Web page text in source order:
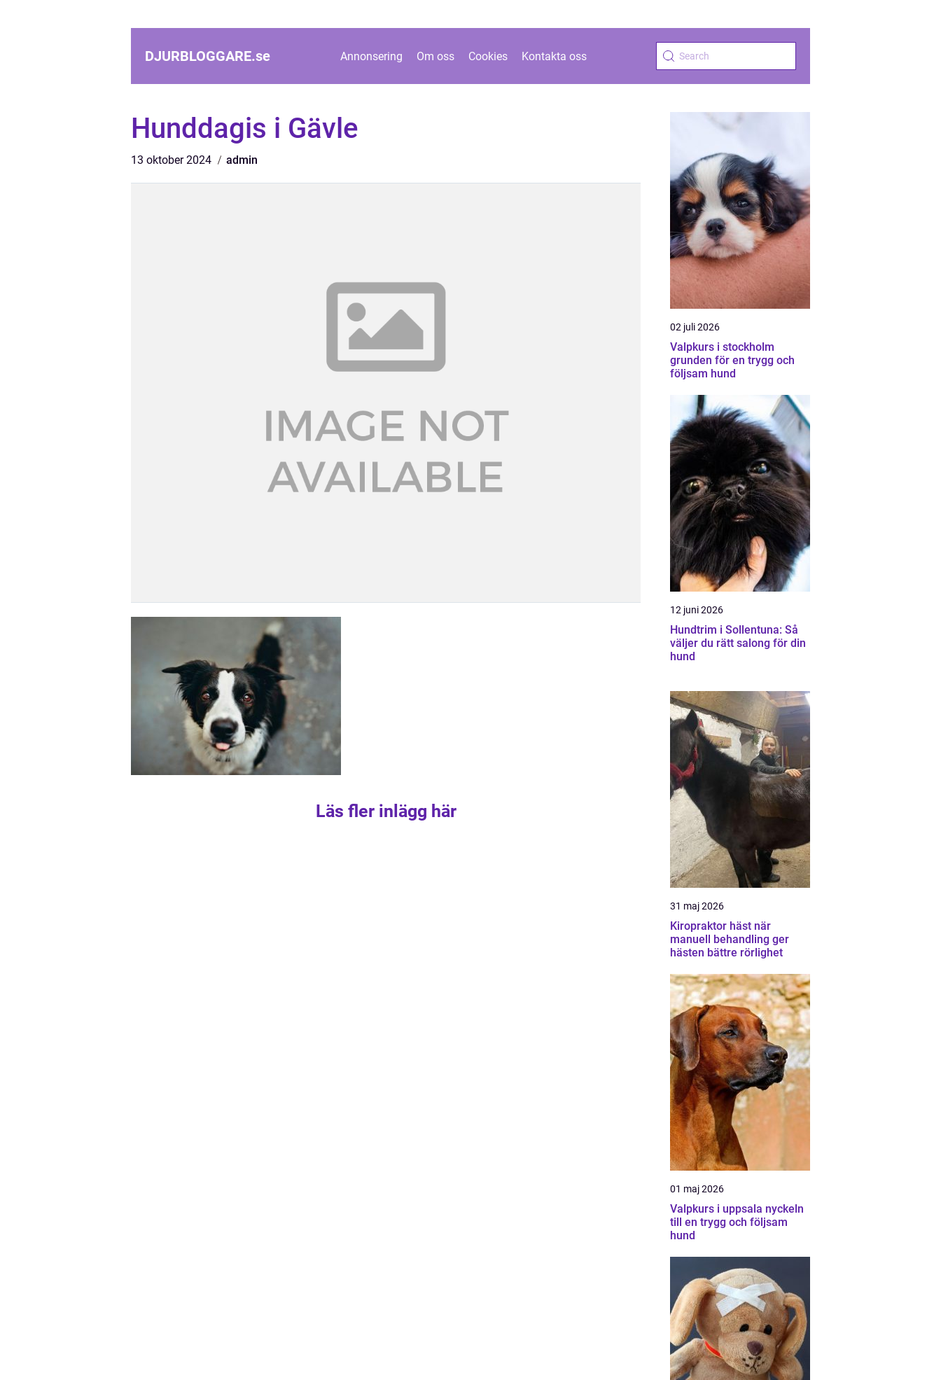
DJURBLOGGARE.se Annonsering Om oss Cookies Kontakta oss
Hunddagis i Gävle
13 oktober 2024 admin
Läs fler inlägg här
02 juli 2026
Valpkurs i stockholm
grunden för en trygg och
följsam hund
12 juni 2026
Hundtrim i Sollentuna: Så
väljer du rätt salong för din
hund
31 maj 2026
Kiropraktor häst när
manuell behandling ger
hästen bättre rörlighet
01 maj 2026
Valpkurs i uppsala nyckeln
till en trygg och följsam
hund